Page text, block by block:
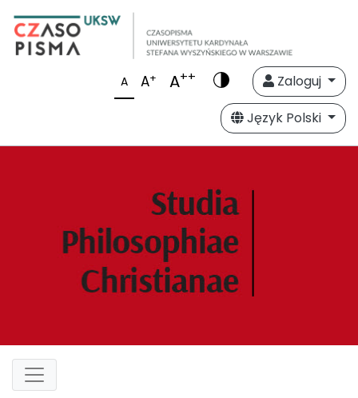
A A+ A++
Zaloguj
Język Polski